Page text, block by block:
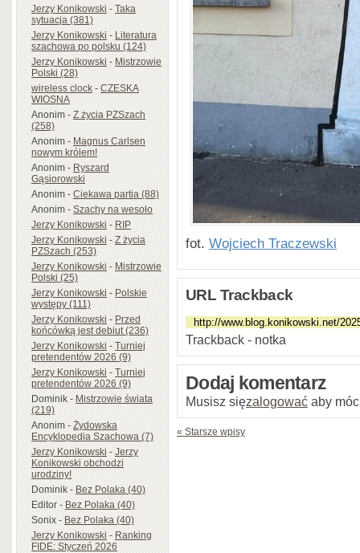
Jerzy Konikowski-Taka
sytuacja (381)
Jerzy Konikowski-Literatura
szachowa po polsku (124)
Jerzy Konikowski-Mistrzowie
Polski (28)
wireless clock-CZESKA
WIOSNA
Anonim-Z życia PZSzach
(258)
Anonim-Magnus Carlsen
nowym królem!
Anonim-Ryszard
Gąsiorowski
Anonim-Ciekawa partia (88)
Anonim-Szachy na wesoło
Jerzy Konikowski-RIP
Jerzy Konikowski-Z życia
PZSzach (253)
Jerzy Konikowski-Mistrzowie
Polski (25)
Jerzy Konikowski-Polskie
występy (111)
Jerzy Konikowski-Przed
końcówką jest debiut (236)
Jerzy Konikowski-Turniej
pretendentów 2026 (9)
Jerzy Konikowski-Turniej
pretendentów 2026 (9)
Dominik-Mistrzowie świata
(219)
Anonim-Żydowska
Encyklopedia Szachowa (7)
Jerzy Konikowski-Jerzy
Konikowski obchodzi
urodziny!
Dominik-Bez Polaka (40)
Editor-Bez Polaka (40)
Sonix-Bez Polaka (40)
Jerzy Konikowski-Ranking
FIDE: Styczeń 2026
fot. Wojciech Traczewski
URL Trackback
Trackback - notka
Dodaj komentarz
Musisz sięzalogować aby
« Starsze wpisy